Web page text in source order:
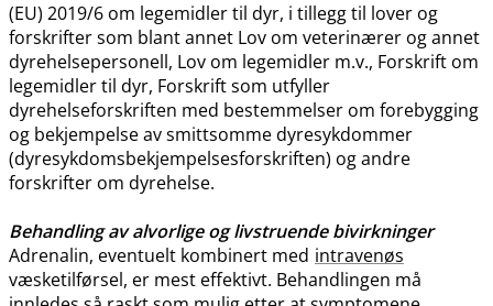
(EU) 2019/6 om legemidler til dyr, i tillegg til lover og
forskrifter som blant annet Lov om veterinærer og annet
dyrehelsepersonell, Lov om legemidler m.v., Forskrift om
legemidler til dyr, Forskrift som utfyller
dyrehelseforskriften med bestemmelser om forebygging
og bekjempelse av smittsomme dyresykdommer
(dyresykdomsbekjempelsesforskriften) og andre
forskrifter om dyrehelse.
Behandling av alvorlige og livstruende bivirkninger
Adrenalin, eventuelt kombinert med intravenøs
væsketilførsel, er mest effektivt. Behandlingen må